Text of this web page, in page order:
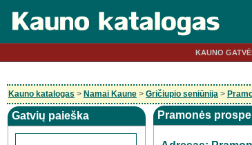
KAUNO
Kauno katalogas > Namai Kaune > Gričiupio seniūnija >
Gatvių paieška Pramonės